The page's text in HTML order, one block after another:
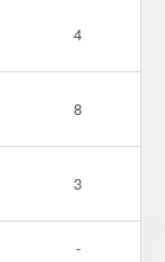
4
8
3
-